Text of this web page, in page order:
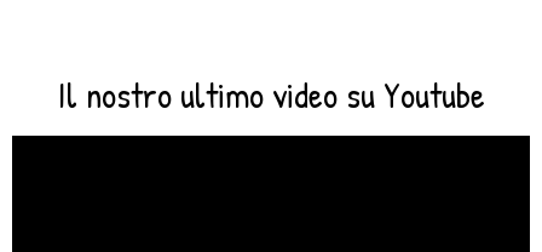
Il nostro ultimo video su Youtube